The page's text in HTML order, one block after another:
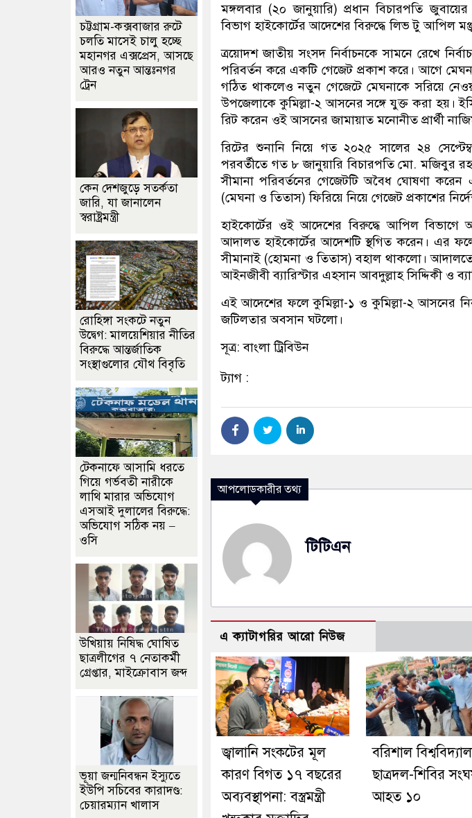
মঙ্গলবার (২০ জানুয়ারি) প্রধান বিচারপতি
বিভাগ হাইকোর্টের আদেশের বিরুদ্ধে লিভ টু আপিল
ত্রয়োদশ জাতীয় সংসদ নির্বাচনকে সামনে রেখে
পরিবর্তন করে একটি গেজেট প্রকাশ করে। আগে
গঠিত থাকলেও নতুন গেজেটে মেঘনাকে সরিয়ে
উপজেলাকে কুমিল্লা-২ আসনের সঙ্গে যুক্ত করা হয়।
রিট করেন ওই আসনের জামায়াত মনোনীত প্রার্থী
রিটের শুনানি নিয়ে গত ২০২৫ সালের ২৪
পরবর্তীতে গত ৮ জানুয়ারি বিচারপতি মো. মজিবুর
সীমানা পরিবর্তনের গেজেটটি অবৈধ ঘোষণা
(মেঘনা ও তিতাস) ফিরিয়ে নিয়ে গেজেট প্রকাশের
হাইকোর্টের ওই আদেশের বিরুদ্ধে আপিল
আদালত হাইকোর্টের আদেশটি স্থগিত করেন। এর ফলে
সীমানাই (হোমনা ও তিতাস) বহাল থাকলো। আদালতে
আইনজীবী ব্যারিস্টার এহসান আবদুল্লাহ সিদ্দিকী ও
এই আদেশের ফলে কুমিল্লা-১ ও কুমিল্লা-২ আসনের
জটিলতার অবসান ঘটলো।
সূত্র: বাংলা ট্রিবিউন
ট্যাগ :
আপলোডকারীর তথ্য
টিটিএন
এ ক্যাটাগরির আরো নিউজ
জ্বালানি সংকটের মূল
কারণ বিগত ১৭ বছরের
অব্যবস্থাপনা: বস্ত্রমন্ত্রী
বরিশাল
ছাত্রদল-শিবির
আহত ১০
চট্টগ্রাম-কক্সবাজার রুটে
চলতি মাসেই চালু হচ্ছে
মহানগর এক্সপ্রেস, আসছে
আরও নতুন আন্তঃনগর
ট্রেন
কেন দেশজুড়ে সতর্কতা
জারি, যা জানালেন
স্বরাষ্ট্রমন্ত্রী
রোহিঙ্গা সংকটে নতুন
উদ্বেগ: মালয়েশিয়ার নীতির
বিরুদ্ধে আন্তর্জাতিক
সংস্থাগুলোর যৌথ বিবৃতি
টেকনাফে আসামি ধরতে
গিয়ে গর্ভবতী নারীকে
লাথি মারার অভিযোগ
এসআই দুলালের বিরুদ্ধে:
অভিযোগ সঠিক নয় –
ওসি
উখিয়ায় নিষিদ্ধ ঘোষিত
ছাত্রলীগের ৭ নেতাকর্মী
গ্রেপ্তার, মাইক্রোবাস জব্দ
ভূয়া জন্মনিবন্ধন ইস্যুতে
ইউপি সচিবের কারাদণ্ড:
চেয়ারম্যান খালাস